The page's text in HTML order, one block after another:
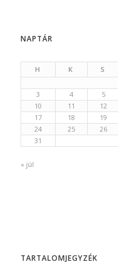
NAPTÁR
H K S
3
4 5
10
11 12
17
18 19
24
25 26
31
« júl
TARTALOMJEGYZÉK